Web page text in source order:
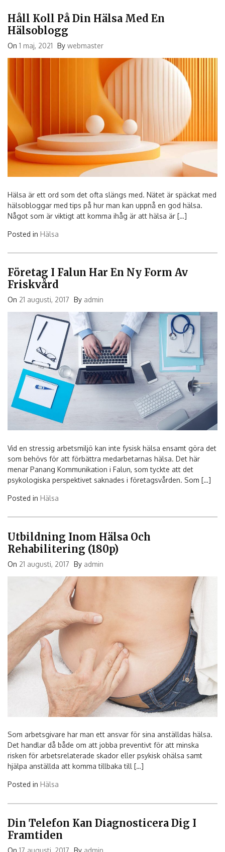
Håll Koll På Din Hälsa Med En
Hälsoblogg
On 1 maj, 2021 By webmaster
Hälsa är ett ord som det ofta slängs med. Nätet är späckat med
hälsobloggar med tips på hur man kan uppnå en god hälsa.
Något som är viktigt att komma ihåg är att hälsa är […]
Posted in Hälsa
Företag I Falun Har En Ny Form Av
Friskvård
On 21 augusti, 2017 By admin
Vid en stressig arbetsmiljö kan inte fysisk hälsa ensamt göra det
som behövs för att förbättra medarbetarnas hälsa. Det här
menar Panang Kommunikation i Falun, som tyckte att det
psykologiska perspektivet saknades i företagsvården. Som […]
Posted in Hälsa
Utbildning Inom Hälsa Och
Rehabilitering (180p)
On 21 augusti, 2017 By admin
Som arbetsgivare har man ett ansvar för sina anställdas hälsa.
Det handlar då både om att jobba preventivt för att minska
risken för arbetsrelaterade skador eller psykisk ohälsa samt
hjälpa anställda att komma tillbaka till […]
Posted in Hälsa
Din Telefon Kan Diagnosticera Dig I
Framtiden
On 17 augusti, 2017 By admin